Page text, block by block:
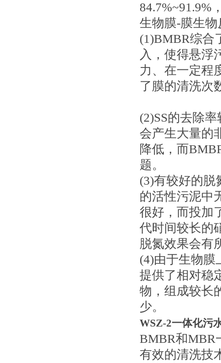
84.7%~91.9%
生物膜-膜生
(1)BMBR综合
入，使得悬浮
力、在一定程
了膜的清洗次
(2)SS的去除
会产生大量的
降低，而
题。
(3)有较好的脱
的活性污泥中
很好，而投加
代时间较长的
脱氮效果会有
(4)由于生物膜
提供了相对稳
物，组成较长
少。
WSZ-2一体化污
BMBR和MBR
有效的清洗技